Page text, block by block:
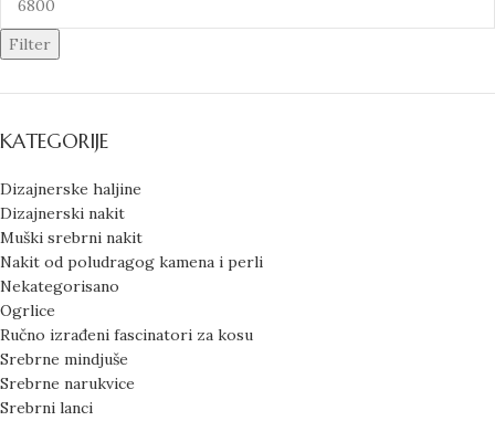
Filter
KATEGORIJE
Dizajnerske haljine
Dizajnerski nakit
Muški srebrni nakit
Nakit od poludragog kamena i perli
Nekategorisano
Ogrlice
Ručno izrađeni fascinatori za kosu
Srebrne mindjuše
Srebrne narukvice
Srebrni lanci